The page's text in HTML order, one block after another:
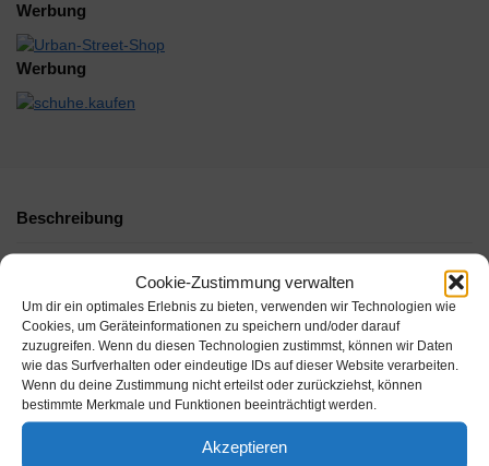
Cookie-Zustimmung verwalten
Um dir ein optimales Erlebnis zu bieten, verwenden wir Technologien wie
Cookies, um Geräteinformationen zu speichern und/oder darauf
zuzugreifen. Wenn du diesen Technologien zustimmst, können wir Daten
wie das Surfverhalten oder eindeutige IDs auf dieser Website verarbeiten.
Wenn du deine Zustimmung nicht erteilst oder zurückziehst, können
bestimmte Merkmale und Funktionen beeinträchtigt werden.
Akzeptieren
Werbung
Werbung
Beschreibung
-56%